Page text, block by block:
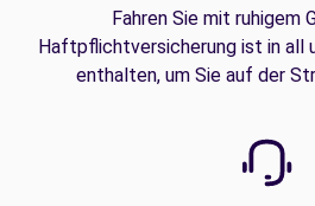
Fahren Sie mit ruhigem
Haftpflichtversicherung ist in all
enthalten, um Sie auf der